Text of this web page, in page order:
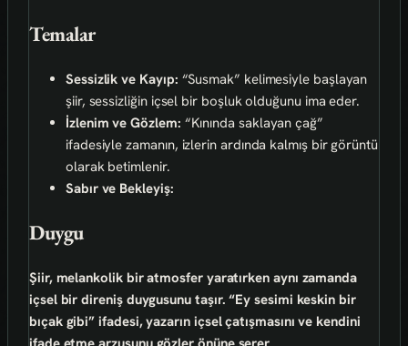
Temalar
Sessizlik ve Kayıp: “Susmak” kelimesiyle başlayan
şiir, sessizliğin içsel bir boşluk olduğunu ima eder.
İzlenim ve Gözlem: “Kınında saklayan çağ”
ifadesiyle zamanın, izlerin ardında kalmış bir görüntü
olarak betimlenir.
Sabır ve Bekleyiş:
Duygu
Şiir, melankolik bir atmosfer yaratırken aynı zamanda
içsel bir direniş duygusunu taşır. “Ey sesimi keskin bir
bıçak gibi” ifadesi, yazarın içsel çatışmasını ve kendini